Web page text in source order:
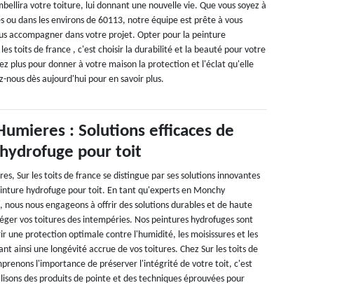
votre toiture, lui donnant une nouvelle vie. Que vous soyez à
ou dans les environs de 60113, notre équipe est prête à vous
accompagner dans votre projet. Opter pour la peinture
les toits de france , c'est choisir la durabilité et la beauté pour votre
plus pour donner à votre maison la protection et l'éclat qu'elle
nous dès aujourd'hui pour en savoir plus.
: Solutions efficaces de
pour toit
Sur les toits de france se distingue par ses solutions innovantes
hydrofuge pour toit. En tant qu'experts en Monchy
nous nous engageons à offrir des solutions durables et de haute
vos toitures des intempéries. Nos peintures hydrofuges sont
une protection optimale contre l'humidité, les moisissures et les
ainsi une longévité accrue de vos toitures. Chez Sur les toits de
l'importance de préserver l'intégrité de votre toit, c'est
des produits de pointe et des techniques éprouvées pour